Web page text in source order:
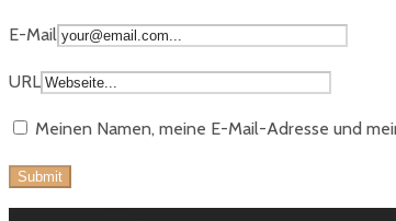
E-Mail
URL
Meinen Namen, meine E-Mail-Adresse und